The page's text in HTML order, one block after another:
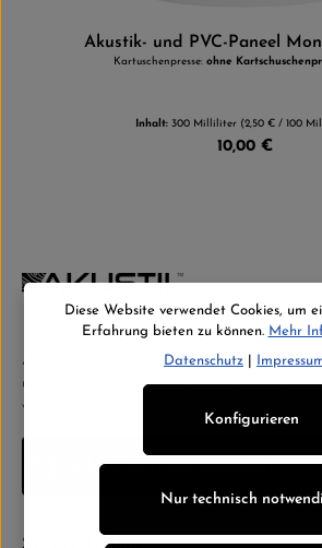
Akustik- und PVC-Paneel
Kartuschenpresse: ohne
Inhalt: 300 Milliliter (2,50 € / 100
10,00 €
Abonnieren Sie jetzt unseren regelmäßig
um rechtzeitig über neue Produkte und
werden.
Die mit einem Stern (*) markierten Felder
Diese Website verwendet Cookies, um
Erfahrung bieten zu können. Mehr
Datenschutz
Nur technisch
Konfigurieren